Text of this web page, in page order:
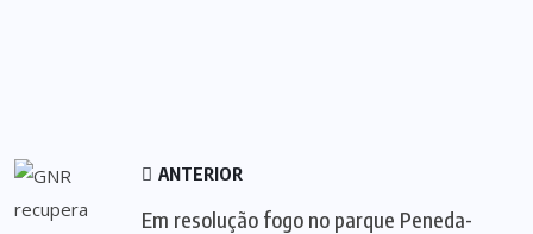
ANTERIOR
Em resolução fogo no parque Peneda-